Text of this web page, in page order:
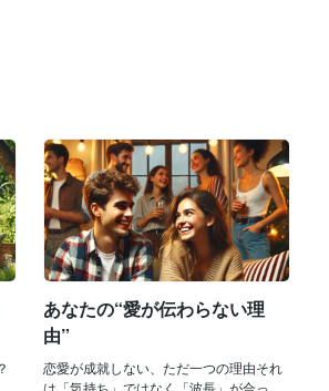
あなたの“愛が伝わらない理
由”
恋愛が成就しない、ただ一つの理由それ
は「気持ち」ではなく「波長」が合って